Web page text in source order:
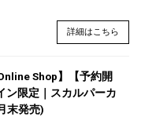
詳細はこちら
Shop】【予約開
ン限定｜スカルパーカ
末発売)